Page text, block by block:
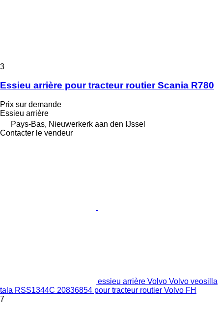
3
Essieu arrière pour tracteur routier Scania R780
Prix sur demande
Essieu arrière
Pays-Bas, Nieuwerkerk aan den IJssel
Contacter le vendeur
essieu arrière Volvo Volvo veosilla
tala RSS1344C 20836854 pour tracteur routier Volvo FH
7